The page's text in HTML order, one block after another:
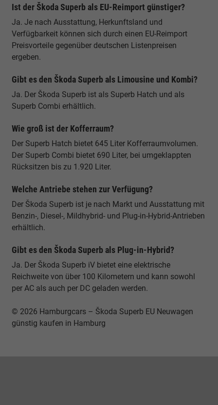
Ist der Škoda Superb als EU-Reimport günstiger?
Ja. Je nach Ausstattung, Herkunftsland und
Verfügbarkeit können sich durch einen EU-Reimport
Preisvorteile gegenüber deutschen Listenpreisen
ergeben.
Gibt es den Škoda Superb als Limousine und Kombi?
Ja. Der Škoda Superb ist als Superb Hatch und als
Superb Combi erhältlich.
Wie groß ist der Kofferraum?
Der Superb Hatch bietet 645 Liter Kofferraumvolumen.
Der Superb Combi bietet 690 Liter, bei umgeklappten
Rücksitzen bis zu 1.920 Liter.
Welche Antriebe stehen zur Verfügung?
Der Škoda Superb ist je nach Markt und Ausstattung mit
Benzin-, Diesel-, Mildhybrid- und Plug-in-Hybrid-Antrieben
erhältlich.
Gibt es den Škoda Superb als Plug-in-Hybrid?
Ja. Der Škoda Superb iV bietet eine elektrische
Reichweite von über 100 Kilometern und kann sowohl
per AC als auch per DC geladen werden.
© 2026 Hamburgcars – Škoda Superb EU Neuwagen
günstig kaufen in Hamburg